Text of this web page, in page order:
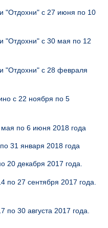
"Отдохни" с 27 июня по 10
"Отдохни" с 30 мая по 12
"Отдохни" с 28 февраля
с 22 ноября по 5
по 6 июня 2018 года
31 января 2018 года
20 декабря 2017 года.
по 27 сентября 2017 года.
по 30 августа 2017 года.